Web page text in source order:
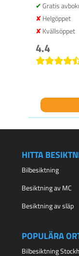
Gratis
Helgöppet
Kvällsöppet
4.4
HITTA
Bilbesiktning
Besiktning av MC
Besiktning av släp
POPULÄRA
Bilbesiktning